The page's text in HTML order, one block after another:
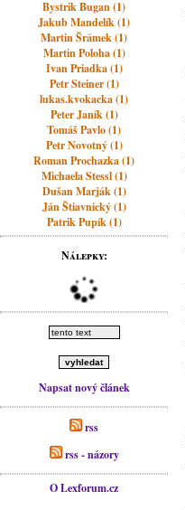
Bystrik Bugan (1)
Jakub Mandelík (1)
Martin Šrámek (1)
Martin Poloha (1)
Ivan Priadka (1)
Petr Steiner (1)
lukas.kvokacka (1)
Peter Janík (1)
Tomáš Pavlo (1)
Petr Novotný (1)
Roman Prochazka (1)
Michaela Stessl (1)
Dušan Marják (1)
Ján Štiavnický (1)
Patrik Pupík (1)
Nálepky:
Napsat nový článek
rss
rss - názory
O Lexforum.cz